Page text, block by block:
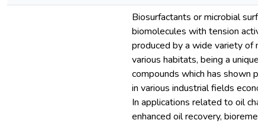
Biosurfactants or microbial
biomolecules with tension
produced by a wide variety of
various habitats, being a unique
compounds which has shown
in various industrial fields
In applications related to oil
enhanced oil recovery,